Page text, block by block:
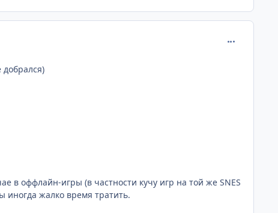
добрался)
в оффлайн-игры (в частности кучу игр на той же SNES
иногда жалко время тратить.